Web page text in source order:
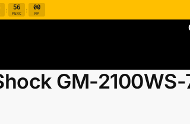
: 56
PERC : 00
MP
GM-2100WS-